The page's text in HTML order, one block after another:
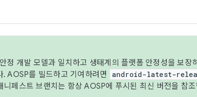
정 개발 모델과 일치하고 생태계의 플랫폼 안정성을 보장
. AOSP를 빌드하고 기여하려면
android-latest-
니페스트 브랜치는 항상 AOSP에 푸시된 최신 버전을 참